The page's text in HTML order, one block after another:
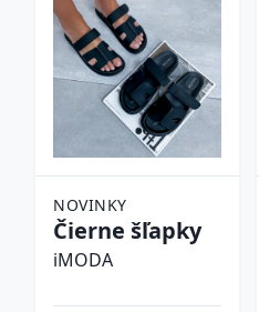
NOVINKY
Čierne šľapky
iMODA